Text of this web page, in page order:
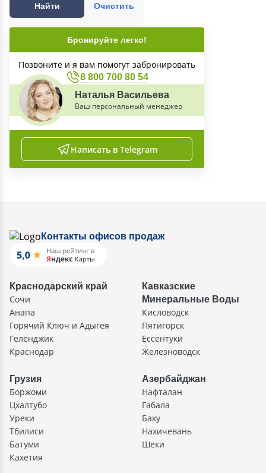
Найти Очистить
Бронируйте легко!
Позвоните и я вам помогут забронировать
8 800 700 80 54
Наталья Васильева
Ваш персональный менеджер
Написать в Telegram
Контакты офисов продаж
Краснодарский край
Сочи
Анапа
Горячий Ключ и Адыгея
Геленджик
Краснодар
Кавказские
Минеральные Воды
Кисловодск
Пятигорск
Ессентуки
Железноводск
Грузия
Боржоми
Цхалтубо
Уреки
Тбилиси
Батуми
Кахетия
Азербайджан
Нафталан
Габала
Баку
Нахичевань
Шеки